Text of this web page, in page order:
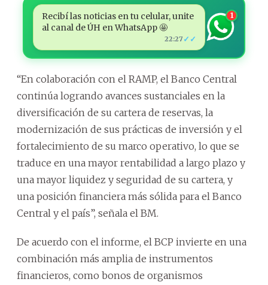
Recibí las noticias en tu celular, unite
al canal de ÚH en WhatsApp 🤩
22:27 ✓✓
1
“En colaboración con el RAMP, el Banco Central
continúa logrando avances sustanciales en la
diversificación de su cartera de reservas, la
modernización de sus prácticas de inversión y el
fortalecimiento de su marco operativo, lo que se
traduce en una mayor rentabilidad a largo plazo y
una mayor liquidez y seguridad de su cartera, y
una posición financiera más sólida para el Banco
Central y el país”, señala el BM.
De acuerdo con el informe, el BCP invierte en una
combinación más amplia de instrumentos
financieros, como bonos de organismos